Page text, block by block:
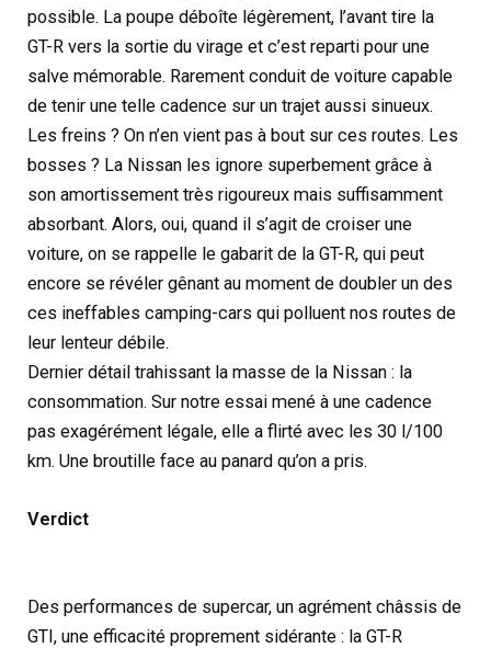
possible. La poupe déboîte légèrement, l’avant tire la
GT-R vers la sortie du virage et c’est reparti pour une
salve mémorable. Rarement conduit de voiture capable
de tenir une telle cadence sur un trajet aussi sinueux.
Les freins ? On n’en vient pas à bout sur ces routes. Les
bosses ? La Nissan les ignore superbement grâce à
son amortissement très rigoureux mais suffisamment
absorbant. Alors, oui, quand il s’agit de croiser une
voiture, on se rappelle le gabarit de la GT-R, qui peut
encore se révéler gênant au moment de doubler un des
ces ineffables camping-cars qui polluent nos routes de
leur lenteur débile.
Dernier détail trahissant la masse de la Nissan : la
consommation. Sur notre essai mené à une cadence
pas exagérément légale, elle a flirté avec les 30 l/100
km. Une broutille face au panard qu’on a pris.
Verdict
Des performances de supercar, un agrément châssis de
GTI, une efficacité proprement sidérante : la GT-R